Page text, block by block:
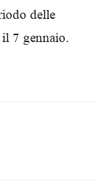
delle
il 7 gennaio.